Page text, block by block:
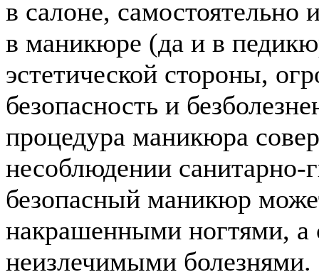
в салоне,
в маникюре (да и в
эстетической стороны,
безопасность и
процедура маникюра
несоблюдении
безопасный маникюр
накрашенными ногтями,
неизлечимыми болезнями.